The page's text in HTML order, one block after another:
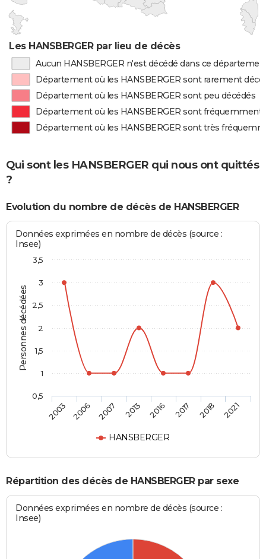
Les HANSBERGER par lieu de décès
Aucun HANSBERGER n'est décédé dans ce
Département où les HANSBERGER sont rarement
Département où les HANSBERGER sont peu décédés
Département où les HANSBERGER sont fréquemment
Département où les HANSBERGER sont très
Qui sont les HANSBERGER qui nous ont quittés
?
Evolution du nombre de décès de HANSBERGER
Personnes décédées
Données exprimées en nombre de décès (source :
Insee)
HANSBERGER
2003 2006 2007 2013 2016 2017 2018 2021
0,5
1
1,5
2
2,5
3
3,5
Répartition des décès de HANSBERGER par sexe
Données exprimées en nombre de décès (source :
Insee)